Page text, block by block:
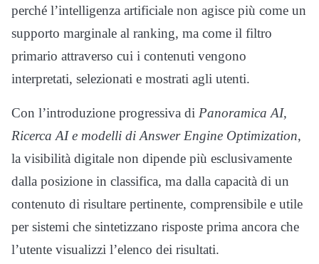
perché l’intelligenza artificiale non agisce più come un
supporto marginale al ranking, ma come il filtro
primario attraverso cui i contenuti vengono
interpretati, selezionati e mostrati agli utenti.
Con l’introduzione progressiva di Panoramica AI,
Ricerca AI e modelli di Answer Engine Optimization,
la visibilità digitale non dipende più esclusivamente
dalla posizione in classifica, ma dalla capacità di un
contenuto di risultare pertinente, comprensibile e utile
per sistemi che sintetizzano risposte prima ancora che
l’utente visualizzi l’elenco dei risultati.